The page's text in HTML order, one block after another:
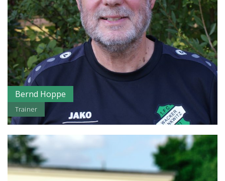
Bernd Hoppe
Trainer